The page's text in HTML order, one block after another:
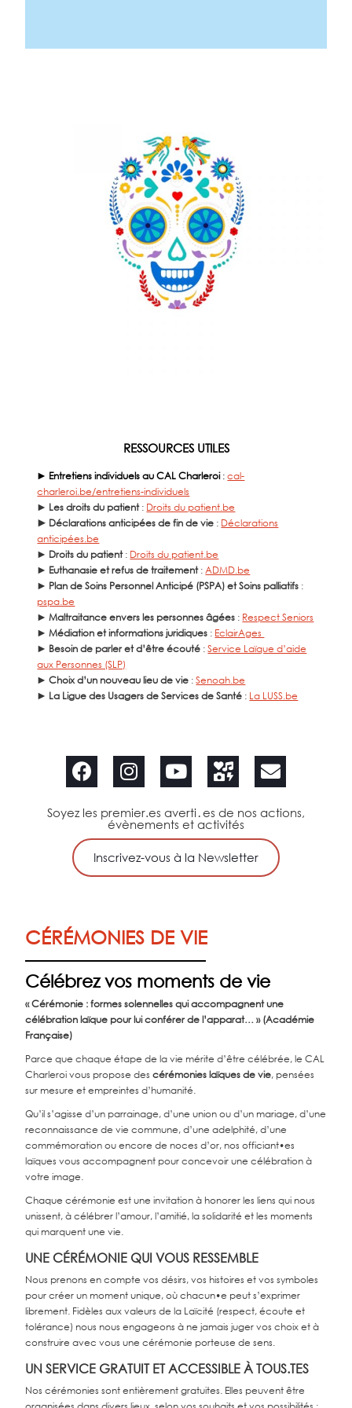
RESSOURCES UTILES
► Entretiens individuels au CAL Charleroi:cal-
charleroi.be/entretiens-individuels
► Les droits du patient: Droits du patient.be
► Déclarations anticipées de fin de vie : Déclarations
anticipées.be
► Droits du patient: Droits du patient.be
► Euthanasie et refus de traitement: ADMD.be
► Plan de Soins Personnel Anticipé (PSPA) et Soins palliatifs :
pspa.be
►Maltraitance envers les personnes âgées : Respect Seniors
►Médiation et informations juridiques : EclairAges
► Besoin de parler et d’être écouté :Service Laïque d’aide
aux Personnes (SLP)
►Choix d’un nouveau lieu de vie :Senoah.be
► La Ligue des Usagers de Services de Santé : La LUSS.be
Soyez les premier.es averti․es de nos actions,
évènements et activités
Inscrivez-vous à la Newsletter
CÉRÉMONIES DE VIE
Célébrez vos moments de vie
« Cérémonie : formes solennelles qui accompagnent une
célébration laïque pour lui conférer de l’apparat… » (Académie
Française)
Parce que chaque étape de la vie mérite d’être célébrée, le CAL
Charleroi vous propose descérémonies laïques de vie, pensées
sur mesure et empreintes d’humanité.
Qu’il s’agisse d’un parrainage, d’une union ou d’un mariage, d’une
reconnaissance de vie commune, d’une adelphité, d’une
commémoration ou encore de noces d’or, nos officiant•es
laïques vous accompagnent pour concevoir une célébration à
votre image.
Chaque cérémonie est une invitation à honorer les liens qui nous
unissent, à célébrer l’amour, l’amitié, la solidarité et les moments
qui marquent une vie.
UNE CÉRÉMONIE QUI VOUS RESSEMBLE
Nous prenons en compte vos désirs, vos histoires et vos symboles
pour créer un moment unique, où chacun•e peut s’exprimer
librement. Fidèles aux valeurs de la Laïcité (respect, écoute et
tolérance) nous nous engageons à ne jamais juger vos choix et à
construire avec vous une cérémonie porteuse de sens.
UN SERVICE GRATUIT ET ACCESSIBLE À TOUS.TES
Nos cérémonies sont entièrement gratuites. Elles peuvent être